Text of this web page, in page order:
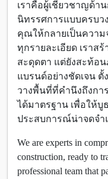
เราคือผู้เชี่ยวชาญด้า
นิทรรศการแบบครบว
คุณให้กลายเป็นความ
ทุกรายละเอียด เราส
สะดุดตา แต่ยังสะท้อ
แบรนด์อย่างชัดเจน
วางพื้นที่ที่คำนึงถึงกา
ได้มาตรฐาน เพื่อให้
ประสบการณ์น่าจดจำ
We are experts in
construction, ready to
professional team that